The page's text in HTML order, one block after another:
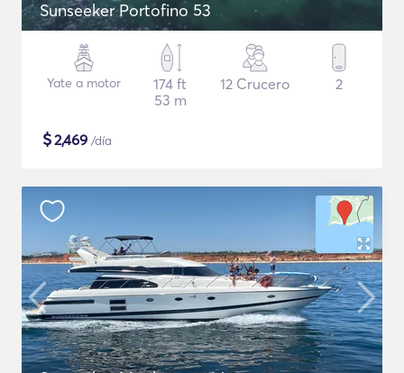
Sunseeker Portofino 53
Yate a motor
174 ft
53 m
12 Crucero 2
$2,469 /día